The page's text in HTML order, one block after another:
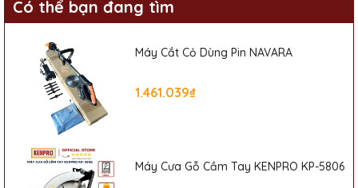
Có thể bạn đang tìm
Máy Cắt Cỏ Dùng Pin NAVARA
1.461.039₫
Máy Cưa Gỗ Cầm Tay KENPRO KP-5806